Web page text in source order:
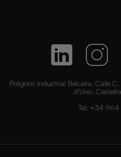
Polígono Industrial Belcaire. Calle
d’Uixó,
Tel: +34 964